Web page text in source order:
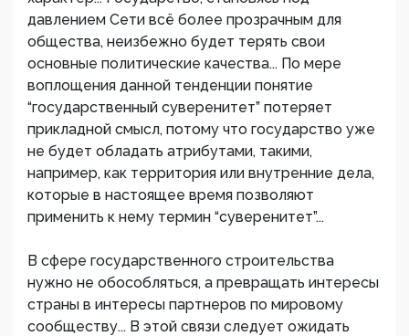
давлением Сети всё более прозрачным для
общества, неизбежно будет терять свои
основные политические качества... По мере
воплощения данной тенденции понятие
“государственный суверенитет” потеряет
прикладной смысл, потому что государство уже
не будет обладать атрибутами, такими,
например, как территория или внутренние дела,
которые в настоящее время позволяют
применить к нему термин “суверенитет”...
В сфере государственного строительства
нужно не обособляться, а превращать интересы
страны в интересы партнеров по мировому
сообществу... В этой связи следует ожидать